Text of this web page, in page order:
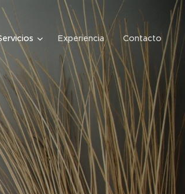
Experiencia Contacto